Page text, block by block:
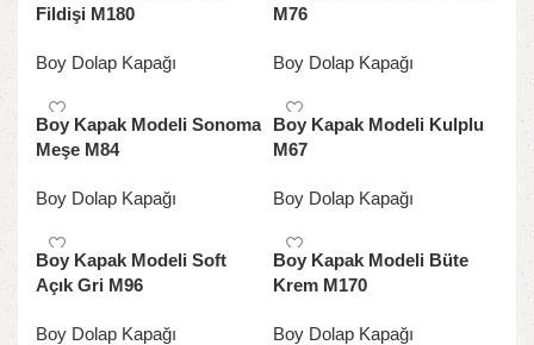
Fildişi M180
Boy Dolap Kapağı
M76
Boy Dolap Kapağı
Boy Kapak Modeli Sonoma
Meşe M84
Boy Dolap Kapağı
Boy Kapak Modeli Kulplu
M67
Boy Dolap Kapağı
Boy Kapak Modeli Soft
Açık Gri M96
Boy Dolap Kapağı
Boy Kapak Modeli Büte
Krem M170
Boy Dolap Kapağı